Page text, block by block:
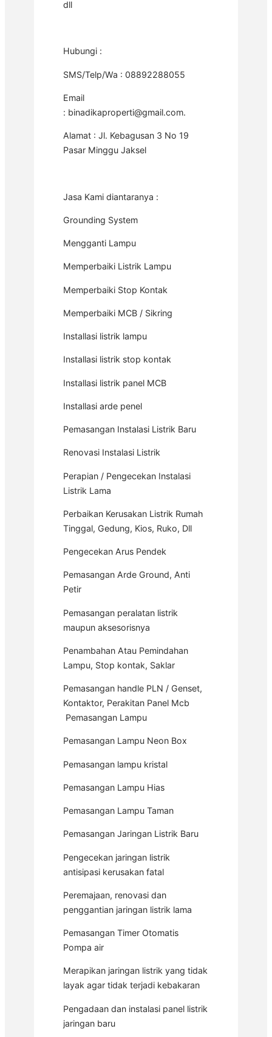
dll
Hubungi :
SMS/Telp/Wa : 08892288055
Email
: binadikaproperti@gmail.com.
Alamat : Jl. Kebagusan 3 No 19
Pasar Minggu Jaksel
Jasa Kami diantaranya :
Grounding System
Mengganti Lampu
Memperbaiki Listrik Lampu
Memperbaiki Stop Kontak
Memperbaiki MCB / Sikring
Installasi listrik lampu
Installasi listrik stop kontak
Installasi listrik panel MCB
Installasi arde penel
Pemasangan Instalasi Listrik Baru
Renovasi Instalasi Listrik
Perapian / Pengecekan Instalasi
Listrik Lama
Perbaikan Kerusakan Listrik Rumah
Tinggal, Gedung, Kios, Ruko, Dll
Pengecekan Arus Pendek
Pemasangan Arde Ground, Anti
Petir
Pemasangan peralatan listrik
maupun aksesorisnya
Penambahan Atau Pemindahan
Lampu, Stop kontak, Saklar
Pemasangan handle PLN / Genset,
Kontaktor, Perakitan Panel Mcb
Pemasangan Lampu
Pemasangan Lampu Neon Box
Pemasangan lampu kristal
Pemasangan Lampu Hias
Pemasangan Lampu Taman
Pemasangan Jaringan Listrik Baru
Pengecekan jaringan listrik
antisipasi kerusakan fatal
Peremajaan, renovasi dan
penggantian jaringan listrik lama
Pemasangan Timer Otomatis
Pompa air
Merapikan jaringan listrik yang tidak
layak agar tidak terjadi kebakaran
Pengadaan dan instalasi panel listrik
jaringan baru